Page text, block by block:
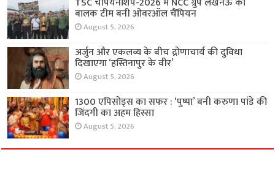
बालक टीम बनी ओवरऑल चैंपियन
August 5, 2026
अर्जुन और एकलव्य के बीच द्रोणाचार्य की दुविधा
दिखाएगा ‘हस्तिनापुर के वीर’
August 5, 2026
1300 एपिसोड्स का सफर : ‘पुष्पा’ बनी करुणा पांडे की
जिंदगी का अहम हिस्सा
August 5, 2026